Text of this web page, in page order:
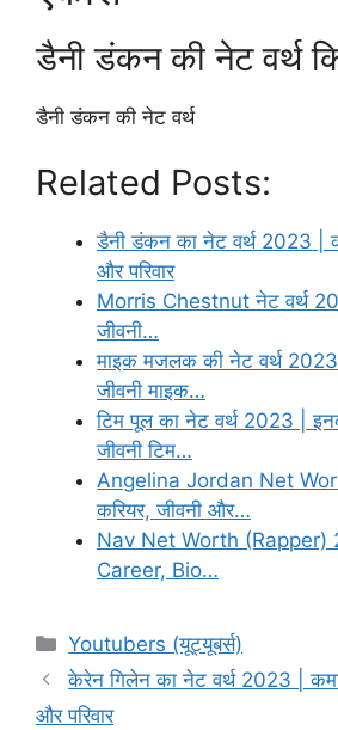
डैनी डंकन की नेट वर्थ
डैनी डंकन की नेट वर्थ
Related Posts:
डैनी डंकन का नेट वर्थ 2023 |
और परिवार
Morris Chestnut नेट वर्थ
जीवनी…
माइक मजलक की नेट वर्थ
जीवनी माइक…
टिम पूल का नेट वर्थ 2023 |
जीवनी टिम…
Angelina Jordan Net
करियर, जीवनी और…
Nav Net Worth (Rapper)
Career, Bio…
Categories
Youtubers (यूट्यूबर्स)
केरेन गिलेन का नेट वर्थ 2023 |
और परिवार